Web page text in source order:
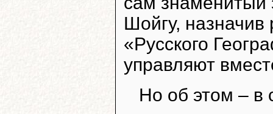
Шойгу, назначив
«Русского
управляют
Но об этом – в